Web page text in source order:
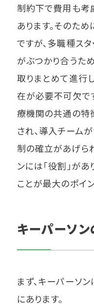
制約下で費用も考
あります。そのた
ですが、多職種ス
がぶつかり合うた
取りまとめて進行
在が必要不可欠で
療機関の共通の特
され、導入チーム
制の確立があげら
ンには「役割」が
ことが最大のポイン
キーパーソン
まず、キーパーソ
にあります。